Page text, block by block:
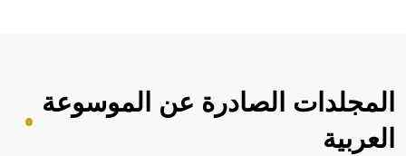
المجلدات الصادرة عن الموسوعة
العربية